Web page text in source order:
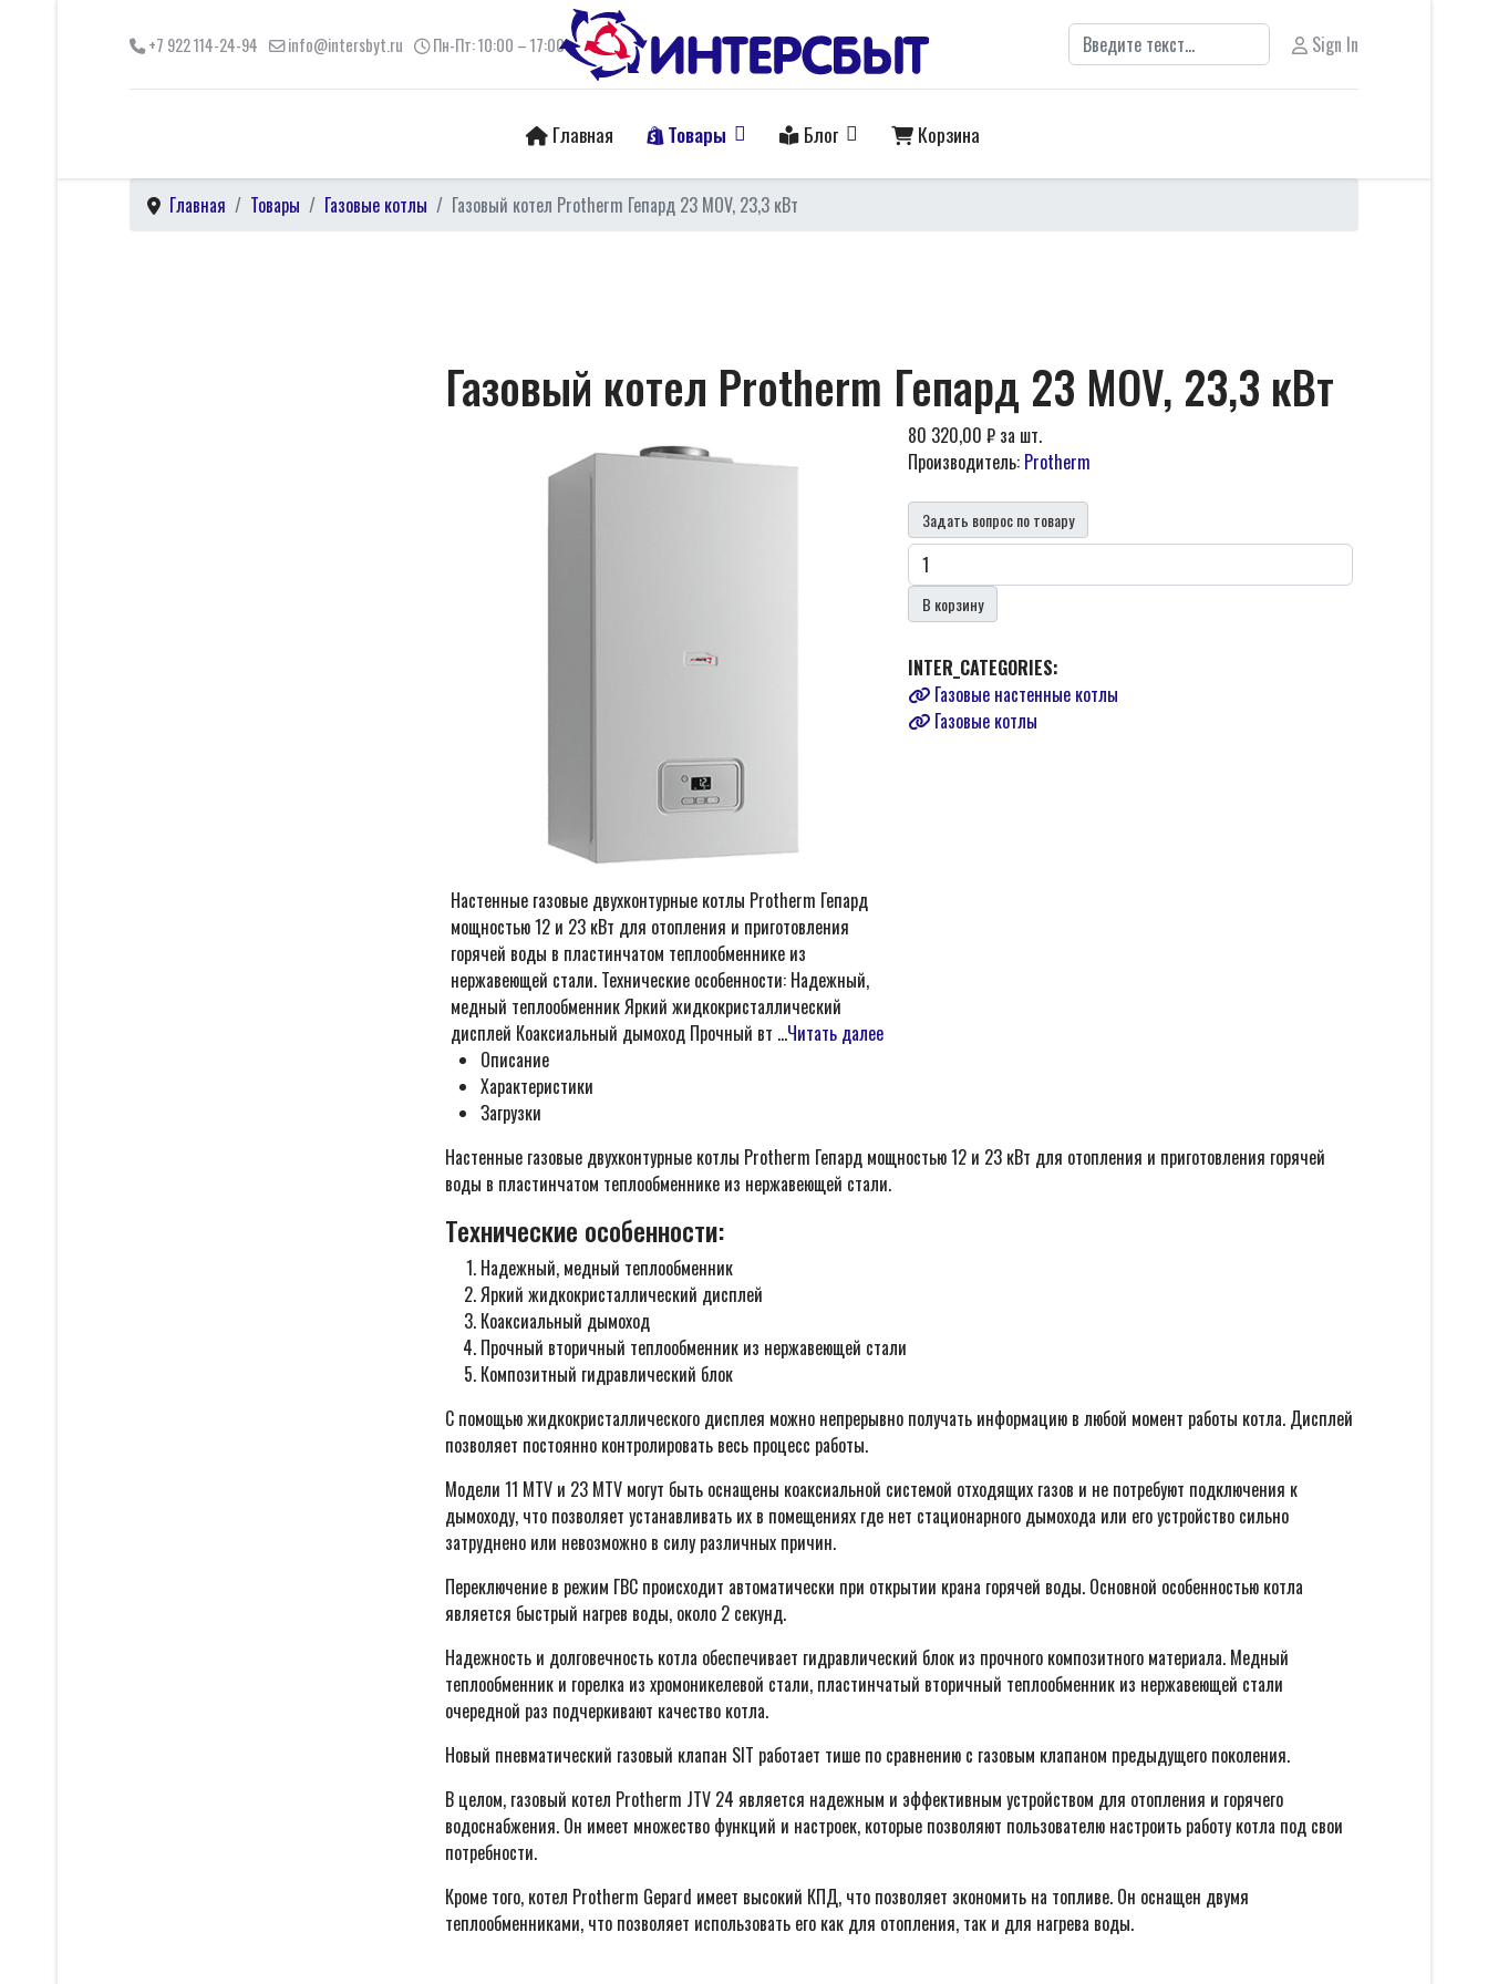
+7 922 114-24-94 info@intersbyt.ru Пн-Пт: 10:00 – 17:00 Поиск Sign In
Главная Товары Блог Корзина
Главная Товары Газовые котлы Газовый котел Protherm Гепард 23 MOV, 23,3 кВт
Газовый котел Protherm Гепард 23 MOV, 23,3 кВт
Настенные газовые двухконтурные котлы Protherm Гепард
мощностью 12 и 23 кВт для отопления и приготовления
горячей воды в пластинчатом теплообменнике из
нержавеющей стали. Технические особенности: Надежный,
медный теплообменник Яркий жидкокристаллический
дисплей Коаксиальный дымоход Прочный вт ...Читать далее
80 320,00 ₽ за шт.
Производитель: Protherm
Задать вопрос по товару
В корзину
INTER_CATEGORIES:
Газовые настенные котлы
Газовые котлы
Описание
Характеристики
Загрузки
Настенные газовые двухконтурные котлы Protherm Гепард мощностью 12 и 23 кВт для отопления и приготовления горячей
воды в пластинчатом теплообменнике из нержавеющей стали.
Технические особенности:
Надежный, медный теплообменник
Яркий жидкокристаллический дисплей
Коаксиальный дымоход
Прочный вторичный теплообменник из нержавеющей стали
Композитный гидравлический блок
С помощью жидкокристаллического дисплея можно непрерывно получать информацию в любой момент работы котла. Дисплей
позволяет постоянно контролировать весь процесс работы.
Модели 11 MTV и 23 MTV могут быть оснащены коаксиальной системой отходящих газов и не потребуют подключения к
дымоходу, что позволяет устанавливать их в помещениях где нет стационарного дымохода или его устройство сильно
затруднено или невозможно в силу различных причин.
Переключение в режим ГВС происходит автоматически при открытии крана горячей воды. Основной особенностью котла
является быстрый нагрев воды, около 2 секунд.
Надежность и долговечность котла обеспечивает гидравлический блок из прочного композитного материала. Медный
теплообменник и горелка из хромоникелевой стали, пластинчатый вторичный теплообменник из нержавеющей стали
очередной раз подчеркивают качество котла.
Новый пневматический газовый клапан SIT работает тише по сравнению с газовым клапаном предыдущего поколения.
В целом, газовый котел Protherm JTV 24 является надежным и эффективным устройством для отопления и горячего
водоснабжения. Он имеет множество функций и настроек, которые позволяют пользователю настроить работу котла под свои
потребности.
Кроме того, котел Protherm Gepard имеет высокий КПД, что позволяет экономить на топливе. Он оснащен двумя
теплообменниками, что позволяет использовать его как для отопления, так и для нагрева воды.